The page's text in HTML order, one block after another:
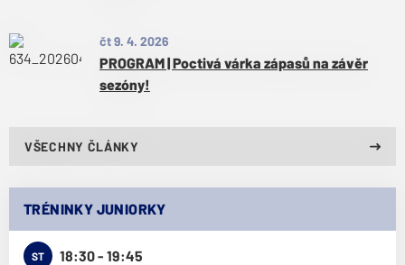
čt 9. 4. 2026
PROGRAM | Poctivá várka zápasů na závěr
sezóny!
VŠECHNY ČLÁNKY
TRÉNINKY JUNIORKY
ST
18:30 - 19:45